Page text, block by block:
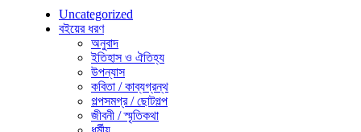
Uncategorized
বইয়ের ধরণ
অনুবাদ
ইতিহাস ও ঐতিহ্য
উপন্যাস
কবিতা / কাব্যগ্রন্থ
গল্পসমগ্র / ছোটগল্প
জীবনী / স্মৃতিকথা